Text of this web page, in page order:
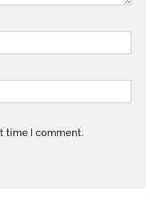
time I comment.